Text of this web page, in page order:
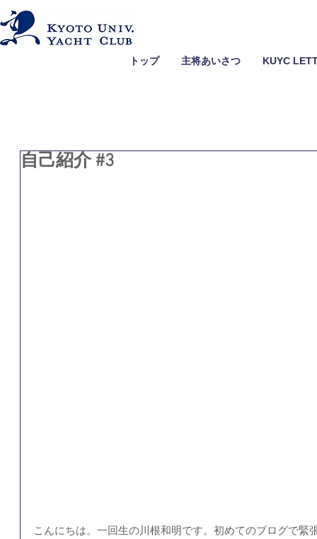
トップ 主将あいさつ KUYC
自己紹介 #3
こんにちは。一回生の川根和明です。初めてのブログで緊